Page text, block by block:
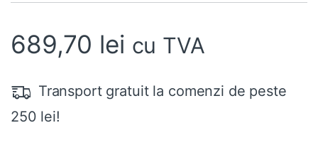
689,70 lei cu TVA
Transport gratuit la comenzi de peste
250 lei!